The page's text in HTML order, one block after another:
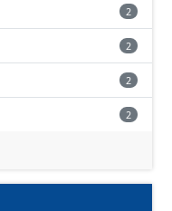
2
2
2
2